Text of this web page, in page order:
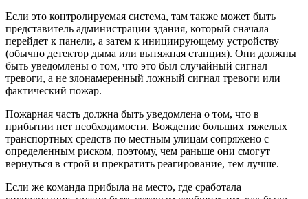
Если это контролируемая система, там также может быть
представитель администрации здания, который сначала
перейдет к панели, а затем к инициирующему устройству
(обычно детектор дыма или вытяжная станция). Они должны
быть уведомлены о том, что это был случайный сигнал
тревоги, а не злонамеренный ложный сигнал тревоги или
фактический пожар.
Пожарная часть должна быть уведомлена о том, что в
прибытии нет необходимости. Вождение больших тяжелых
транспортных средств по местным улицам сопряжено с
определенным риском, поэтому, чем раньше они смогут
вернуться в строй и прекратить реагирование, тем лучше.
Если же команда прибыла на место, где сработала